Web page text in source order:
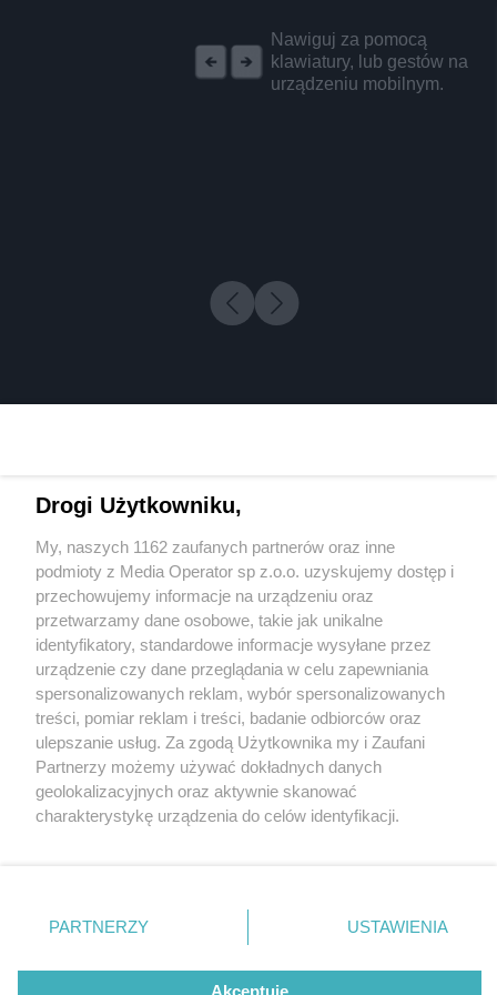
Nawiguj za pomocą
klawiatury, lub gestów na
urządzeniu mobilnym.
5 / 0
Wydawca mediów lokalnych
Nie zapomnij
zapoznać się z:
polityką prywatności regulamin korzystania z portali
Twojemiasto
Piekary Śląskie
Chorzów
Tarnowskie Góry
Gliwice
Skontakuj sięz nami
Kontakt
Wydawca
Redakcja
Drogi Użytkowniku,
My, naszych 1162 zaufanych partnerów oraz inne
podmioty z Media Operator sp z.o.o. uzyskujemy dostęp i
przechowujemy informacje na urządzeniu oraz
przetwarzamy dane osobowe, takie jak unikalne
identyfikatory, standardowe informacje wysyłane przez
urządzenie czy dane przeglądania w celu zapewniania
spersonalizowanych reklam, wybór spersonalizowanych
treści, pomiar reklam i treści, badanie odbiorców oraz
ulepszanie usług. Za zgodą Użytkownika my i Zaufani
Partnerzy możemy używać dokładnych danych
geolokalizacyjnych oraz aktywnie skanować
charakterystykę urządzenia do celów identyfikacji.
zmienić/wycofać klikając przycisk ustawień prywatności
znajdujący się w lewym dolnym rogu strony
rodzaje przetwarzania danych nie wymagają zgody
użytkownika, ale masz prawo sprzeciwić się takiemu
PARTNERZY USTAWIENIA
Akceptuję